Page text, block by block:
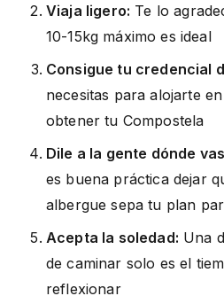
Viaja ligero: Te lo
10-15kg máximo es ideal
Consigue tu credencial
necesitas para alojarte
obtener tu Compostela
Dile a la gente dónde
es buena práctica dejar
albergue sepa tu plan
Acepta la soledad: Una
de caminar solo es el
reflexionar